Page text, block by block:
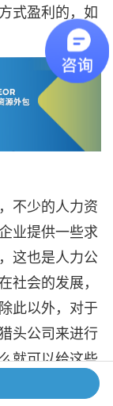
式盈利的，如
不少的人力资
业提供一些求
这也是人力公
社会的发展，
此以外，对于
头公司来进行
就可以给这些
求及工资标准